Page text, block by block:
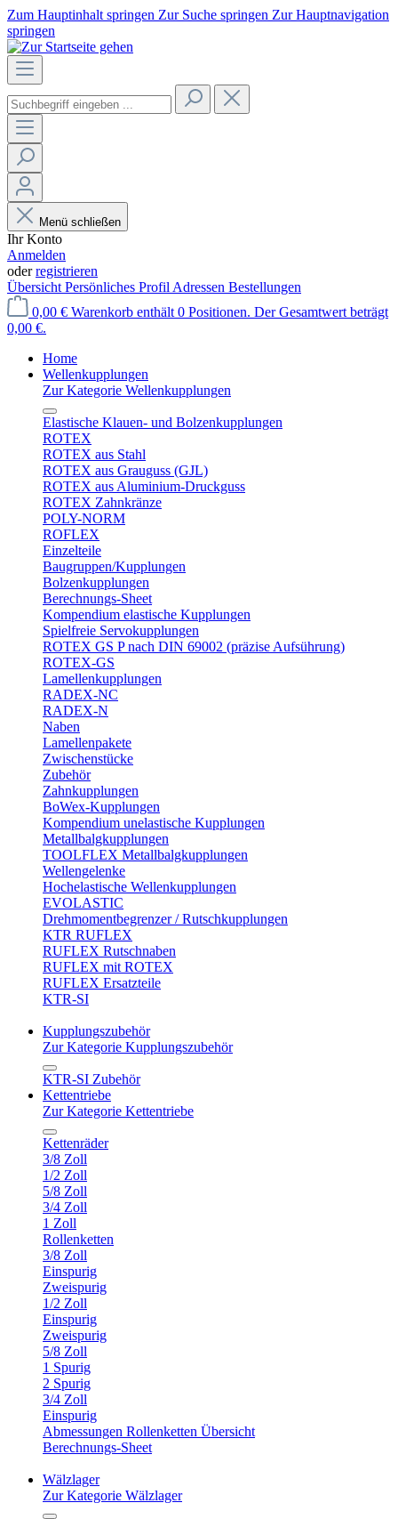
Zum Hauptinhalt springen Zur Suche springen Zur Hauptnavigation
springen
Menü schließen
Ihr Konto
Anmelden
oderregistrieren
Übersicht Persönliches Profil Adressen Bestellungen
0,00 € Warenkorb enthält 0 Positionen. Der Gesamtwert beträgt
0,00 €.
Home
Wellenkupplungen
Zur Kategorie Wellenkupplungen
Elastische Klauen- und Bolzenkupplungen
ROTEX
ROTEX aus Stahl
ROTEX aus Grauguss (GJL)
ROTEX aus Aluminium-Druckguss
ROTEX Zahnkränze
POLY-NORM
ROFLEX
Einzelteile
Baugruppen/Kupplungen
Bolzenkupplungen
Berechnungs-Sheet
Kompendium elastische Kupplungen
Spielfreie Servokupplungen
ROTEX GS P nach DIN 69002 (präzise Aufsührung)
ROTEX-GS
Lamellenkupplungen
RADEX-NC
RADEX-N
Naben
Lamellenpakete
Zwischenstücke
Zubehör
Zahnkupplungen
BoWex-Kupplungen
Kompendium unelastische Kupplungen
Metallbalgkupplungen
TOOLFLEX Metallbalgkupplungen
Wellengelenke
Hochelastische Wellenkupplungen
EVOLASTIC
Drehmomentbegrenzer / Rutschkupplungen
KTR RUFLEX
RUFLEX Rutschnaben
RUFLEX mit ROTEX
RUFLEX Ersatzteile
KTR-SI
Kupplungszubehör
Zur Kategorie Kupplungszubehör
KTR-SI Zubehör
Kettentriebe
Zur Kategorie Kettentriebe
Kettenräder
3/8 Zoll
1/2 Zoll
5/8 Zoll
3/4 Zoll
1 Zoll
Rollenketten
3/8 Zoll
Einspurig
Zweispurig
1/2 Zoll
Einspurig
Zweispurig
5/8 Zoll
1 Spurig
2 Spurig
3/4 Zoll
Einspurig
Abmessungen Rollenketten Übersicht
Berechnungs-Sheet
Wälzlager
Zur Kategorie Wälzlager